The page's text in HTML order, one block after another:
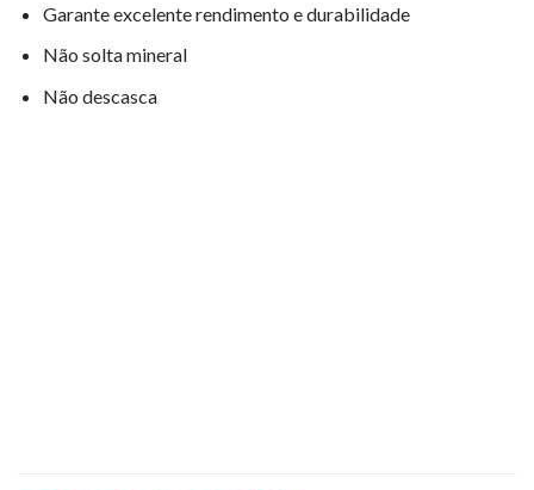
Garante excelente rendimento e durabilidade
Não solta mineral
Não descasca